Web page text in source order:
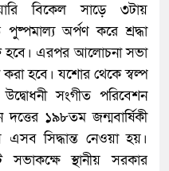
বিকেল সাড়ে ৩টায়
অর্পণ করে শ্রদ্ধা
হবে। এরপর আলোচনা সভা
হবে। যশোর থেকে স্বল্প
সংগীত পরিবেশন
১৯৮তম জন্মবার্ষিকী
এসব সিদ্ধান্ত নেওয়া হয়।
সভাকক্ষে স্থানীয় সরকার